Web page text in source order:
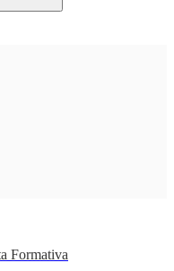
Formativa